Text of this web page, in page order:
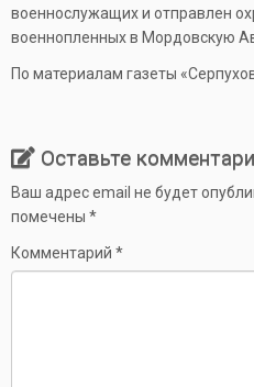
военнослужащих и отправлен
военнопленных в Мордовскую
По материалам газеты
Оставьте
Ваш адрес email не будет
помечены *
Комментарий *